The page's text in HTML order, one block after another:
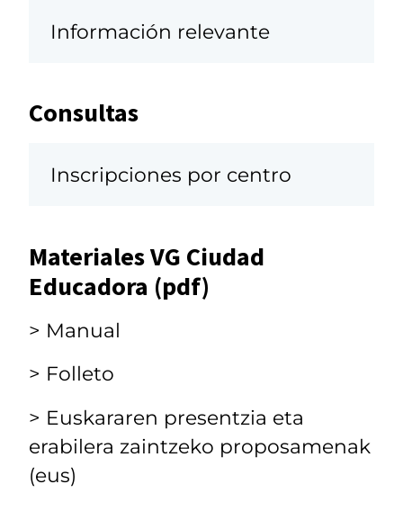
Información relevante
Consultas
Inscripciones por centro
Materiales VG Ciudad
Educadora (pdf)
> Manual
> Folleto
> Euskararen presentzia eta
erabilera zaintzeko proposamenak
(eus)